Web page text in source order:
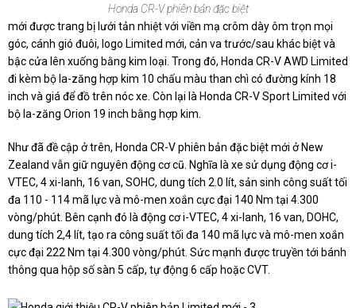
Honda CR-V phiên bản đặc biệt
mới được trang bị lưới tản nhiệt với viền mạ crôm dày ôm trọn mọi
góc, cánh gió đuôi, logo Limited mới, cản va trước/sau khác biệt và
bậc cửa lên xuống bằng kim loại. Trong đó, Honda CR-V AWD Limited
đi kèm bộ la-zăng hợp kim 10 chấu màu than chì có đường kính 18
inch và giá để đồ trên nóc xe. Còn lại là Honda CR-V Sport Limited với
bộ la-zăng Orion 19 inch bằng hợp kim.
Như đã đề cập ở trên, Honda CR-V phiên bản đặc biệt mới ở New
Zealand vẫn giữ nguyên động cơ cũ. Nghĩa là xe sử dụng động cơ i-
VTEC, 4 xi-lanh, 16 van, SOHC, dung tích 2.0 lít, sản sinh công suất tối
đa 110 - 114 mã lực và mô-men xoắn cực đại 140 Nm tại 4.300
vòng/phút. Bên cạnh đó là động cơ i-VTEC, 4 xi-lanh, 16 van, DOHC,
dung tích 2,4 lít, tạo ra công suất tối đa 140 mã lực và mô-men xoắn
cực đại 222 Nm tại 4.300 vòng/phút. Sức mạnh được truyền tới bánh
thông qua hộp số sàn 5 cấp, tự động 6 cấp hoặc CVT.